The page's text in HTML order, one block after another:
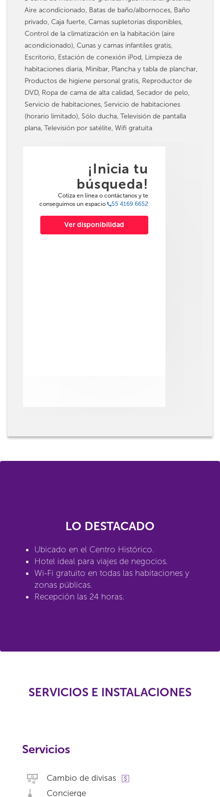
Aire acondicionado, Batas de baño/albornoces, Baño
privado, Caja fuerte, Camas supletorias disponibles,
Control de la climatización en la habitación (aire
acondicionado), Cunas y camas infantiles gratis,
Escritorio, Estación de conexión iPod, Limpieza de
habitaciones diaria, Minibar, Plancha y tabla de planchar,
Productos de higiene personal gratis, Reproductor de
DVD, Ropa de cama de alta calidad, Secador de pelo,
Servicio de habitaciones, Servicio de habitaciones
(horario limitado), Sólo ducha, Televisión de pantalla
plana, Televisión por satélite, Wifi gratuita
¡Inicia tu
búsqueda!
Cotiza en línea o contáctanos y te
conseguimos un espacio
55 4169 6652
Ver disponibilidad
LO DESTACADO
Ubicado en el Centro Histórico.
Hotel ideal para viajes de negocios.
Wi-Fi gratuito en todas las habitaciones y
zonas públicas.
Recepción las 24 horas.
SERVICIOS E INSTALACIONES
Servicios
Cambio de divisas
Concierge